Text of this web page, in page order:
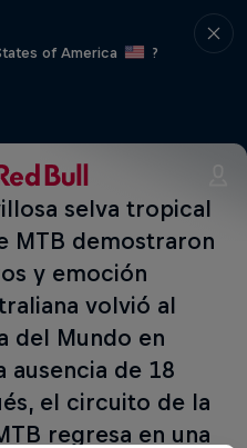
of America
?
selva tropical
MTB demostraron
y emoción
volvió al
del Mundo en
ausencia de 18
el circuito de la
regresa en una